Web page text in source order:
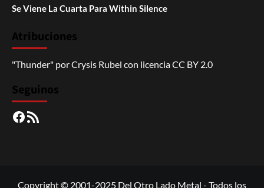
Se Viene La Cuarta Para Within Silence
Atribuciones
"Thunder" porCrysis Rubel con licenciaCC BY 2.0
Seguinos
Facebook
RSS
Copyright © 2001-2025 Del Otro Lado Metal - Todos los